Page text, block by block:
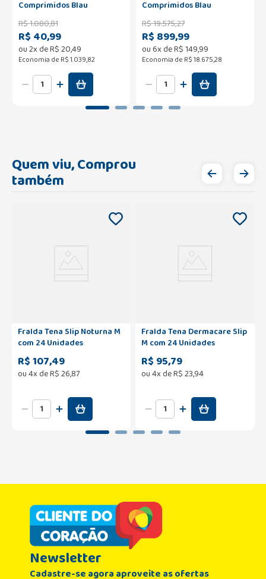
Comprimidos Blau
R$1.080,81
R$ 40,99
ou2x deR$20,49
Economia de R$ 1.039,82
Comprimidos Blau
R$19.575,27
R$ 899,99
ou6x deR$149,99
Economia de R$ 18.675,28
Quem viu, Comprou
também
Fralda Tena Slip Noturna M
com 24 Unidades
R$ 107,49
ou4x deR$26,87
Fralda Tena Dermacare Slip
M com 24 Unidades
R$ 95,79
ou4x deR$23,94
Newsletter
Cadastre-se agora aproveite as ofertas